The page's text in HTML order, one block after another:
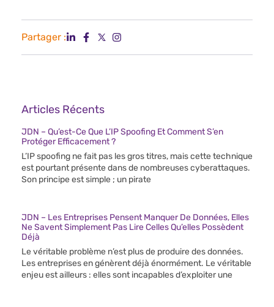
Partager :
Articles Récents
JDN – Qu’est-Ce Que L’IP Spoofing Et Comment S’en
Protéger Efficacement ?
L’IP spoofing ne fait pas les gros titres, mais cette technique
est pourtant présente dans de nombreuses cyberattaques.
Son principe est simple ; un pirate
JDN – Les Entreprises Pensent Manquer De Données, Elles
Ne Savent Simplement Pas Lire Celles Qu’elles Possèdent
Déjà
Le véritable problème n’est plus de produire des données.
Les entreprises en génèrent déjà énormément. Le véritable
enjeu est ailleurs : elles sont incapables d’exploiter une